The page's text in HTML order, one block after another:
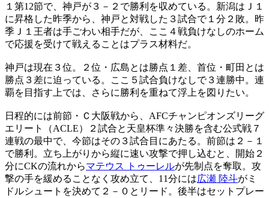
１第12節で、神戸が３－２で勝利を収めている。新潟はＪ１
に昇格した昨季から、神戸と対戦した３試合で１分２敗。昨
季Ｊ１王者は手ごわい相手だが、ここ４戦負けなしのホーム
で応援を受けて戦えることはプラス材料だ。
神戸は現在３位。２位・広島とは勝点１差、首位・町田とは
勝点３差に迫っている。ここ５試合負けなしで３連勝中。連
覇を目指す上では、さらに勝利を重ねて浮上を図りたい。
日程的には前節・Ｃ大阪戦から、AFCチャンピオンズリーグ
エリート（ACLE）２試合と天皇杯準々決勝を含む公式戦７
連戦の最中で、今節はその３試合目にあたる。前節は２－１
で勝利。立ち上がりから縦に速い攻撃で押し込むと、開始２
分にCKの流れからマテウス トゥーレルが先制点を奪取。攻
撃の手を緩めることなく攻め立て、11分には広瀬 陸斗がミ
ドルシュートを決めて２－０とリード。後半はセットプレー